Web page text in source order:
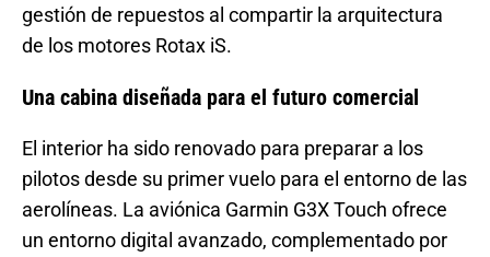
gestión de repuestos al compartir la arquitectura
de los motores Rotax iS.
Una cabina diseñada para el futuro comercial
El interior ha sido renovado para preparar a los
pilotos desde su primer vuelo para el entorno de las
aerolíneas. La aviónica Garmin G3X Touch ofrece
un entorno digital avanzado, complementado por